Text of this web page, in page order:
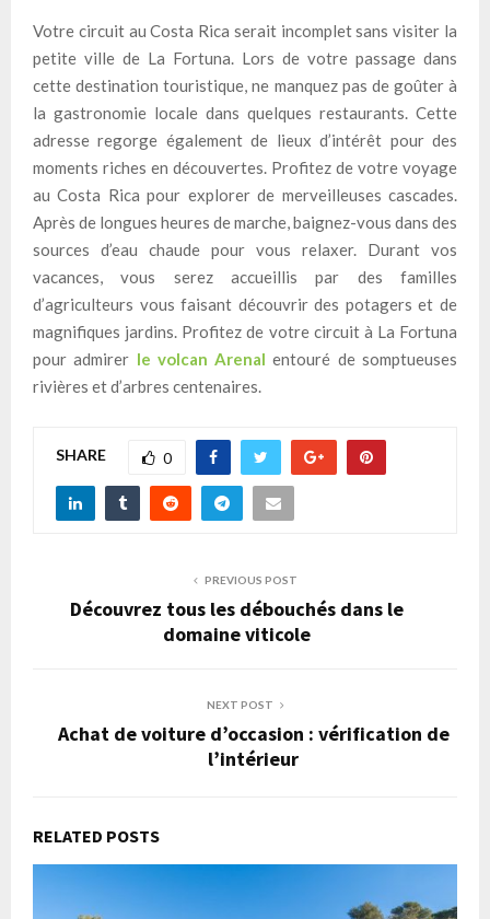
Votre circuit au Costa Rica serait incomplet sans visiter la
petite ville de La Fortuna. Lors de votre passage dans
cette destination touristique, ne manquez pas de goûter à
la gastronomie locale dans quelques restaurants. Cette
adresse regorge également de lieux d’intérêt pour des
moments riches en découvertes. Profitez de votre voyage
au Costa Rica pour explorer de merveilleuses cascades.
Après de longues heures de marche, baignez-vous dans des
sources d’eau chaude pour vous relaxer. Durant vos
vacances, vous serez accueillis par des familles
d’agriculteurs vous faisant découvrir des potagers et de
magnifiques jardins. Profitez de votre circuit à La Fortuna
pour admirer le volcan Arenal entouré de somptueuses
rivières et d’arbres centenaires.
SHARE 0
PREVIOUS POST
Découvrez tous les débouchés dans le
domaine viticole
NEXT POST
Achat de voiture d’occasion : vérification de
l’intérieur
RELATED POSTS